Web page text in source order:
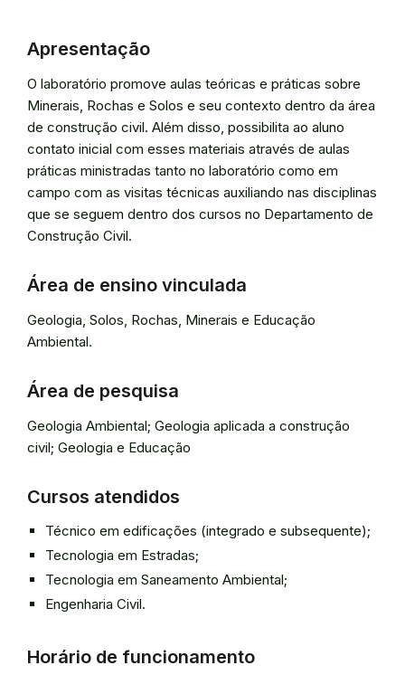
Apresentação
O laboratório promove aulas teóricas e práticas sobre
Minerais, Rochas e Solos e seu contexto dentro da área
de construção civil. Além disso, possibilita ao aluno
contato inicial com esses materiais através de aulas
práticas ministradas tanto no laboratório como em
campo com as visitas técnicas auxiliando nas disciplinas
que se seguem dentro dos cursos no Departamento de
Construção Civil.
Área de ensino vinculada
Geologia, Solos, Rochas, Minerais e Educação
Ambiental.
Área de pesquisa
Geologia Ambiental; Geologia aplicada a construção
civil; Geologia e Educação
Cursos atendidos
Técnico em edificações (integrado e subsequente);
Tecnologia em Estradas;
Tecnologia em Saneamento Ambiental;
Engenharia Civil.
Horário de funcionamento